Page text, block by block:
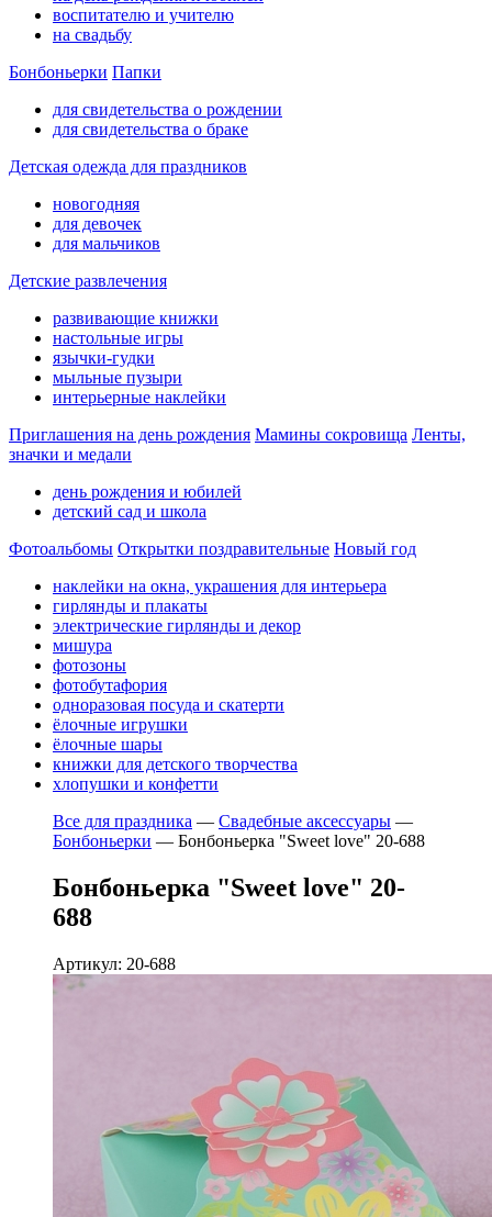
воспитателю и учителю
на свадьбу
Бонбоньерки Папки
для свидетельства о рождении
для свидетельства о браке
Детская одежда для праздников
новогодняя
для девочек
для мальчиков
Детские развлечения
развивающие книжки
настольные игры
язычки-гудки
мыльные пузыри
интерьерные наклейки
Приглашения на день рождения Мамины сокровища Ленты,
значки и медали
день рождения и юбилей
детский сад и школа
Фотоальбомы Открытки поздравительные Новый год
наклейки на окна, украшения для интерьера
гирлянды и плакаты
электрические гирлянды и декор
мишура
фотозоны
фотобутафория
одноразовая посуда и скатерти
ёлочные игрушки
ёлочные шары
книжки для детского творчества
хлопушки и конфетти
Все для праздника — Свадебные аксессуары —
Бонбоньерки — Бонбоньерка "Sweet love" 20-688
Бонбоньерка "Sweet love" 20-
688
Артикул: 20-688